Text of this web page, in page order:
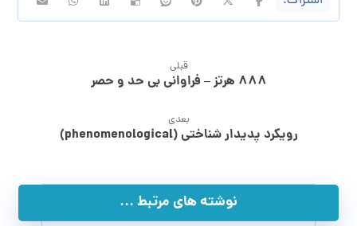
قبلی
۸۸۸ هرتز – فراوانی بی حد و حصر
بعدی
رویکرد پدیدار شناختی (phenomenological)
نوشته های مرتبط ...